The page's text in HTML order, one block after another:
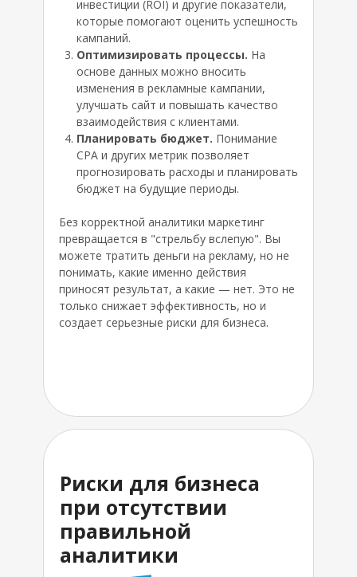
инвестиции (ROI) и другие показатели,
которые помогают оценить успешность
кампаний.
Оптимизировать процессы. На
основе данных можно вносить
изменения в рекламные кампании,
улучшать сайт и повышать качество
взаимодействия с клиентами.
Планировать бюджет. Понимание
CPA и других метрик позволяет
прогнозировать расходы и планировать
бюджет на будущие периоды.
Без корректной аналитики маркетинг
превращается в "стрельбу вслепую". Вы
можете тратить деньги на рекламу, но не
понимать, какие именно действия
приносят результат, а какие — нет. Это не
только снижает эффективность, но и
создает серьезные риски для бизнеса.
Риски для бизнеса
при отсутствии
правильной
аналитики